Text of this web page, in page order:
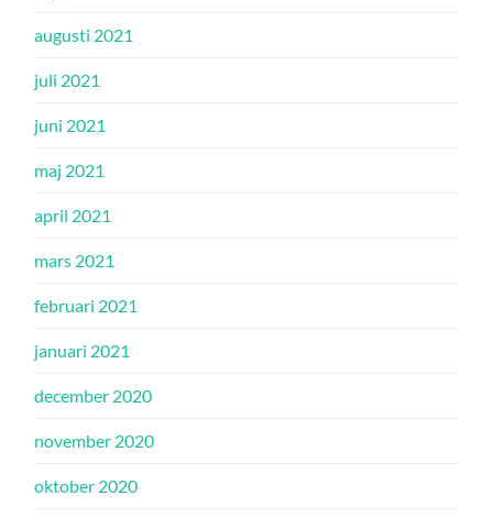
augusti 2021
juli 2021
juni 2021
maj 2021
april 2021
mars 2021
februari 2021
januari 2021
december 2020
november 2020
oktober 2020